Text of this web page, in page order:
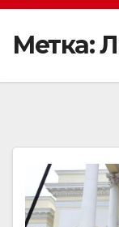
Метка: